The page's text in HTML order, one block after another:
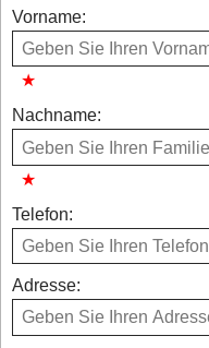
Vorname:
Nachname:
Telefon:
Adresse: